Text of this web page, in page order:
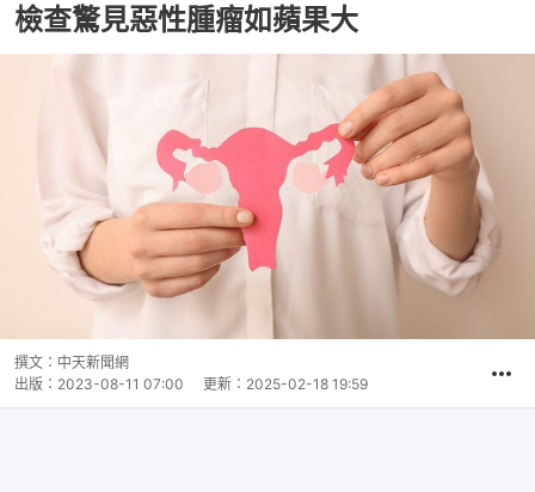
檢查驚見惡性腫瘤如蘋果大
撰文： 中天新聞網
出版： 2023-08-11 07:00 更新： 2025-02-18 19:59